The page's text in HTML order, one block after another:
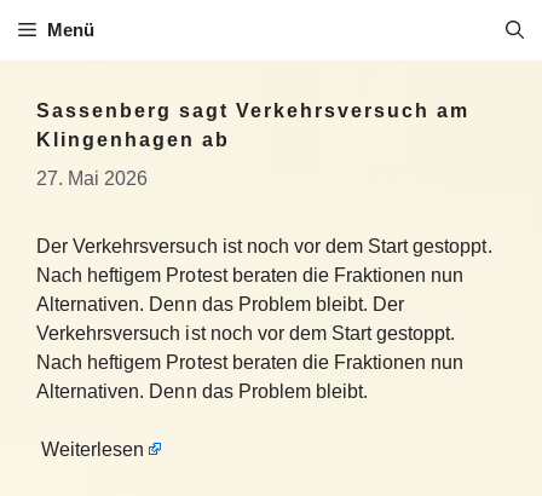
Inhalt
Menü
Sassenberg sagt Verkehrsversuch am
Klingenhagen ab
27. Mai 2026
Der Verkehrsversuch ist noch vor dem Start gestoppt.
Nach heftigem Protest beraten die Fraktionen nun
Alternativen. Denn das Problem bleibt. Der
Verkehrsversuch ist noch vor dem Start gestoppt.
Nach heftigem Protest beraten die Fraktionen nun
Alternativen. Denn das Problem bleibt.
Weiterlesen